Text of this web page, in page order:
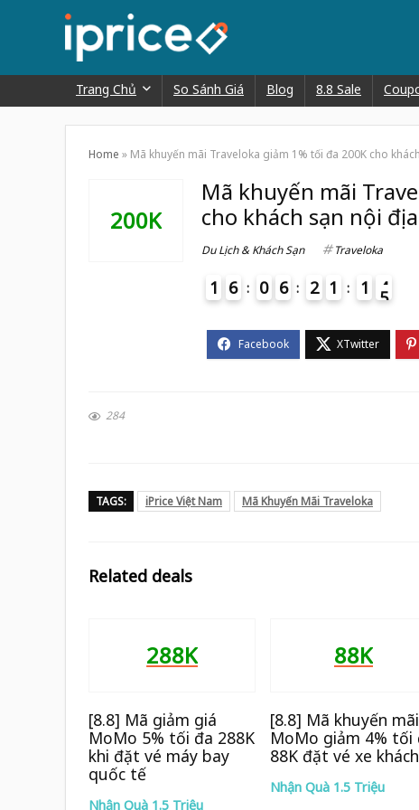
Trang Chủ So Sánh Giá Blog 8.8 Sale
Home » Mã khuyến mãi Traveloka giảm 1% tối đa 200K cho
200K
Mã khuyến mãi
cho khách sạn nội
Du Lịch & Khách Sạn Traveloka
1 6 0 6 2 1 1
4
284
TAGS: iPrice Việt Nam Mã Khuyến Mãi Traveloka
Related deals
288K
[8.8] Mã giảm giá
MoMo 5% tối đa 288K
khi đặt vé máy bay
quốc tế
Nhận Quà 1.5 Triệu
88K
[8.8] Mã khuyến mãi
MoMo giảm 4% tối
88K đặt vé xe khách
Nhận Quà 1.5 Triệu